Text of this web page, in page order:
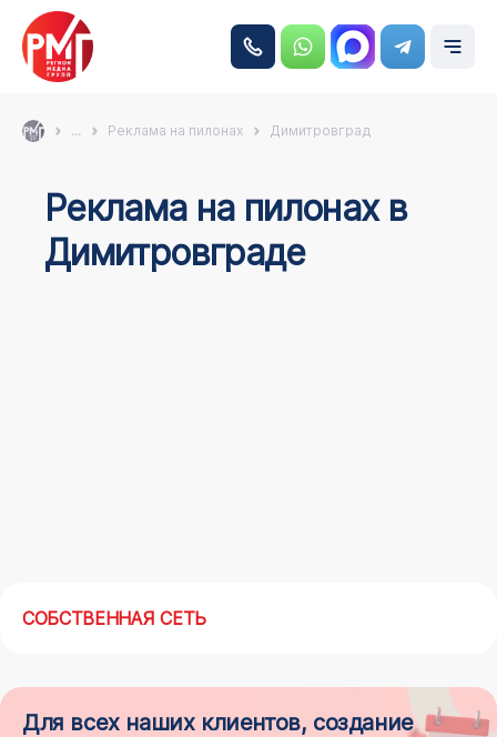
... Реклама на пилонах Димитровград
Реклама на пилонах в
Димитровграде
СОБСТВЕННАЯ СЕТЬ
Для всех наших клиентов, создание